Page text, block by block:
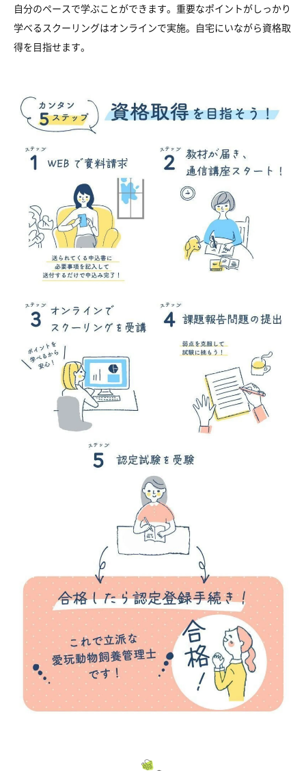
自分のペースで学ぶことができます。重要なポイントがしっかり
学べるスクーリングはオンラインで実施。自宅にいながら資格取
得を目指せます。